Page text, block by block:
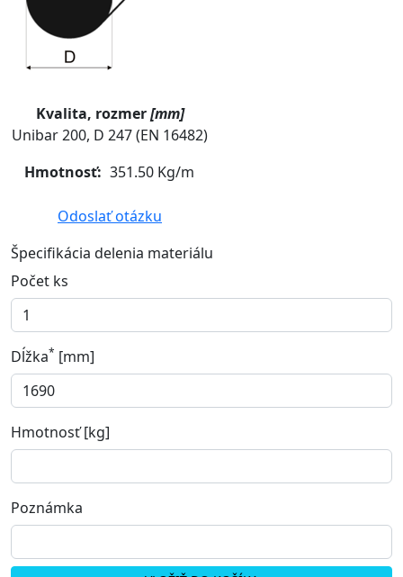
Kvalita, rozmer[mm]
Unibar 200, D 247 (EN 16482)
Hmotnosť: 351.50 Kg/m
Odoslať otázku
Špecifikácia delenia materiálu
Počet ks
Dĺžka* [mm]
Hmotnosť [kg]
Poznámka